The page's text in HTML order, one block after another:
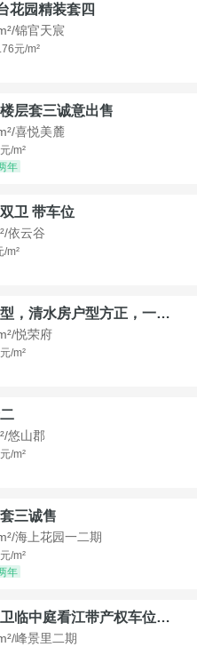
花园精装套四
锦官天宸
元/m²
层套三诚意出售
喜悦美麓
/m²
年
卫 带车位
依云谷
m²
悦荣府套四户型，清水房户型方正，一口价94，8
悦荣府
/m²
悠山郡
/m²
三诚售
海上花园一二期
/m²
年
峰景里套四双卫临中庭看江带产权车位诚售
峰景里二期